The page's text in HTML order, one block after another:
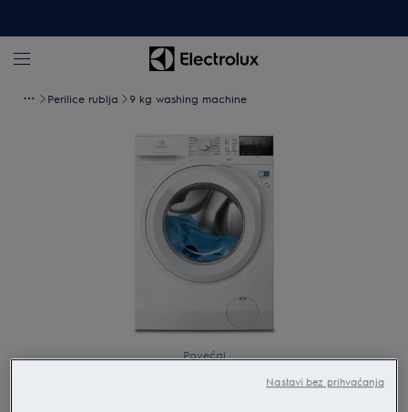
Perilice rublja 9 kg washing machine
Povećaj
Nastavi bez prihvaćanja